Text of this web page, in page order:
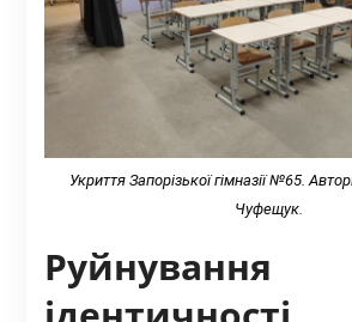
Укриття Запорізької гімназії №65.
Чуфещук.
Руйнування